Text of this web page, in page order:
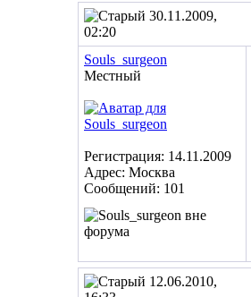
30.11.2009,
02:20
Souls_surgeon
Местный
Регистрация: 14.11.2009
Адрес: Москва
Сообщений: 101
12.06.2010,